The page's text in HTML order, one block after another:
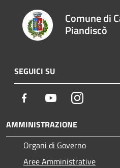
Comune di
Piandiscò
SEGUICI SU
Facebook YoutubeInstagram
AMMINISTRAZIONE
Organi di Governo
Aree Amministrative